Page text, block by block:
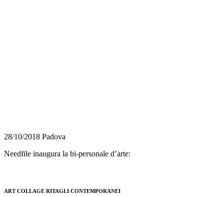
28/10/2018 Padova
Needfile inaugura la bi-personale d’arte:
ART COLLAGE RITAGLI CONTEMPORANEI